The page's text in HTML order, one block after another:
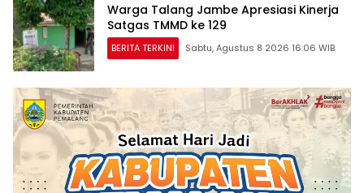
Warga Talang Jambe Apresiasi Kinerja
Satgas TMMD ke 129
BERITA TERKINI Sabtu, Agustus 8 2026 16:06 WIB